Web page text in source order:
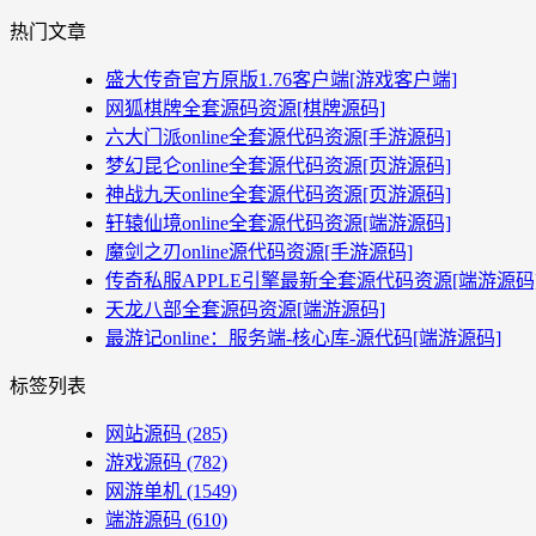
热门文章
盛大传奇官方原版1.76客户端[游戏客户端]
网狐棋牌全套源码资源[棋牌源码]
六大门派online全套源代码资源[手游源码]
梦幻昆仑online全套源代码资源[页游源码]
神战九天online全套源代码资源[页游源码]
轩辕仙境online全套源代码资源[端游源码]
魔剑之刃online源代码资源[手游源码]
传奇私服APPLE引擎最新全套源代码资源[端游源
天龙八部全套源码资源[端游源码]
最游记online：服务端-核心库-源代码[端游源码]
标签列表
网站源码 (285)
游戏源码 (782)
网游单机 (1549)
端游源码 (610)